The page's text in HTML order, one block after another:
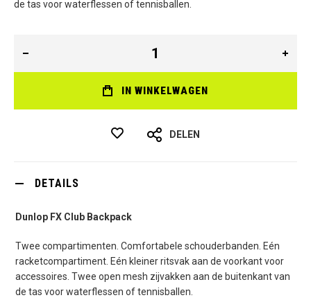
de tas voor waterflessen of tennisballen.
IN WINKELWAGEN
DELEN
DETAILS
Dunlop FX Club Backpack
Twee compartimenten. Comfortabele schouderbanden. Eén
racketcompartiment. Eén kleiner ritsvak aan de voorkant voor
accessoires. Twee open mesh zijvakken aan de buitenkant van
de tas voor waterflessen of tennisballen.